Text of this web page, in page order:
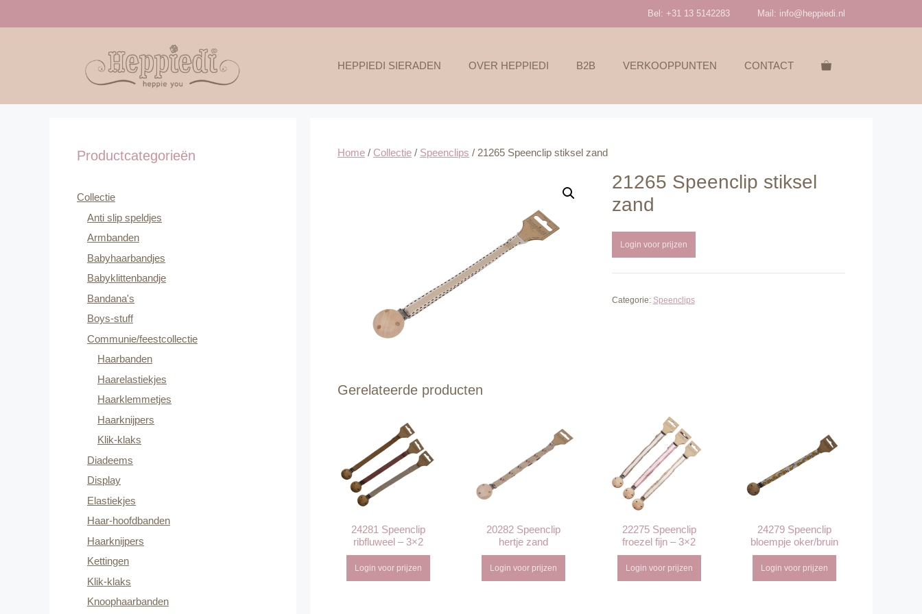
Bel: +31 13 5142283 Mail: info@heppiedi.nl
HEPPIEDI SIERADEN OVER HEPPIEDI B2B VERKOOPPUNTEN CONTACT
Home / Collectie / Speenclips / 21265 Speenclip stiksel zand
21265 Speenclip stiksel
zand
Login voor prijzen
Categorie: Speenclips
Gerelateerde producten
24281 Speenclip
ribfluweel – 3×2
Login voor prijzen
20282 Speenclip
hertje zand
Login voor prijzen
22275 Speenclip
froezel fijn – 3×2
Login voor prijzen
24279 Speenclip
bloempje oker/bruin
Login voor prijzen
Productcategorieën
Collectie
Anti slip speldjes
Armbanden
Babyhaarbandjes
Babyklittenbandje
Bandana's
Boys-stuff
Communie/feestcollectie
Haarbanden
Haarelastiekjes
Haarklemmetjes
Haarknijpers
Klik-klaks
Diadeems
Display
Elastiekjes
Haar-hoofdbanden
Haarknijpers
Kettingen
Klik-klaks
Knoophaarbanden